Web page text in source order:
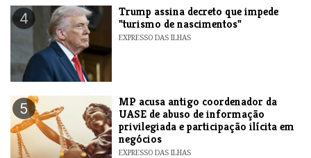
4
Trump assina decreto que impede
"turismo de nascimentos"
EXPRESSO DAS ILHAS
5
MP acusa antigo coordenador da
UASE de abuso de informação
privilegiada e participação ilícita em
negócios
EXPRESSO DAS ILHAS